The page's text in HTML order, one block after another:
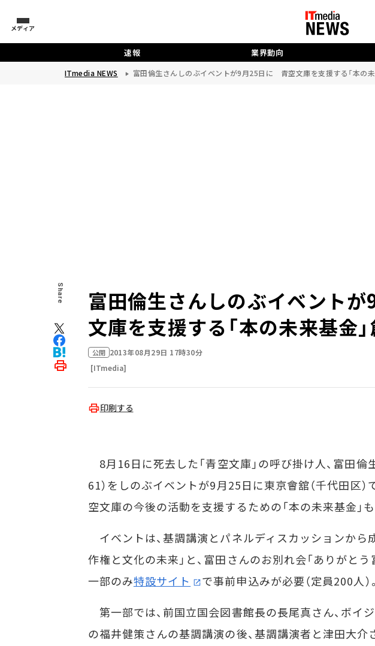
メディア
速報 業界動向
ITmedia NEWS 富田倫生さんしのぶイベントが9月25日に 青空文庫を支援する「本の未
Share
富田倫生さんしのぶイベント
文庫を支援する「本の未来基金
公開 2013年08月29日 17時30分
[ITmedia]
印刷する
8月16日に死去した「青空文庫」の呼び掛け人、富田倫生
61）をしのぶイベントが9月25日に東京會舘（千代田区
空文庫の今後の活動を支援するための「本の未来基金」
イベントは、基調講演とパネルディスカッションから
作権と文化の未来」と、富田さんのお別れ会「ありがと
一部のみ特設サイト
で事前申込みが必要（定員200人）。
第一部では、前国立国会図書館長の長尾真さん、ボイ
の福井健策さんの基調講演の後、基調講演者と津田大介